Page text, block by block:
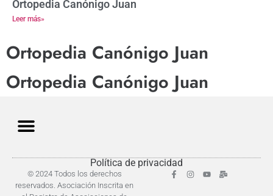
Ortopedia Canónigo Juan
Leer más»
Ortopedia Canónigo Juan
Ortopedia Canónigo Juan
Política de privacidad
© 2024 Todos los derechos
reservados. Asociación Inscrita en